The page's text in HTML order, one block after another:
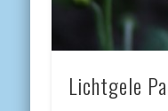
Lichtgele